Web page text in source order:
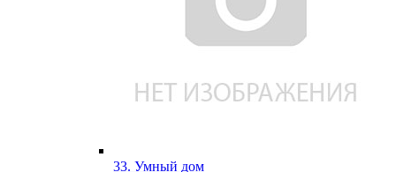
33. Умный дом